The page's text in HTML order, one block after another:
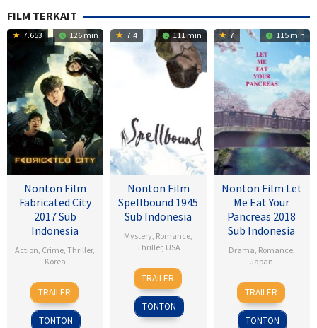
FILM TERKAIT
7.653 126 min
Nonton Film
Fabricated City
2017 Sub
Indonesia
Action, Crime,Thriller,
Korea
9
Feb
2017
Lee
Hu-
bin
TRAILER
TONTON
7.4 111 min
Nonton Film
Spellbound 1945
Sub Indonesia
Mystery, Romance,
Thriller, USA
8
Nov
1945
Alfred
Hitchcock
TRAILER
TONTON
7 115 min
Nonton Film Let
Me Eat Your
Pancreas 2018
Sub Indonesia
Drama, Romance,
Japan
28
Jul
2017
Sho
Tsukikawa
TRAILER
TONTON